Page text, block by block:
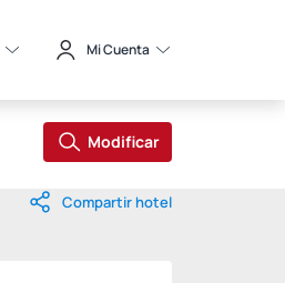
Mi Cuenta
Modificar
Compartir hotel